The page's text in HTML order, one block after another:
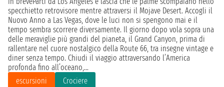
specchietto retrovisore mentre attraversi il Mojave Desert. Accogli il
Nuovo Anno a Las Vegas, dove le luci non si spengono mai e il
tempo sembra scorrere diversamente. Il giorno dopo vola sopra una
delle meraviglie più grandi del pianeta, il Grand Canyon, prima di
rallentare nel cuore nostalgico della Route 66, tra insegne vintage e
diner senza tempo. Chiudi il viaggio attraversando l’America
profonda fino all’oceano,...
escursioni
Crociere